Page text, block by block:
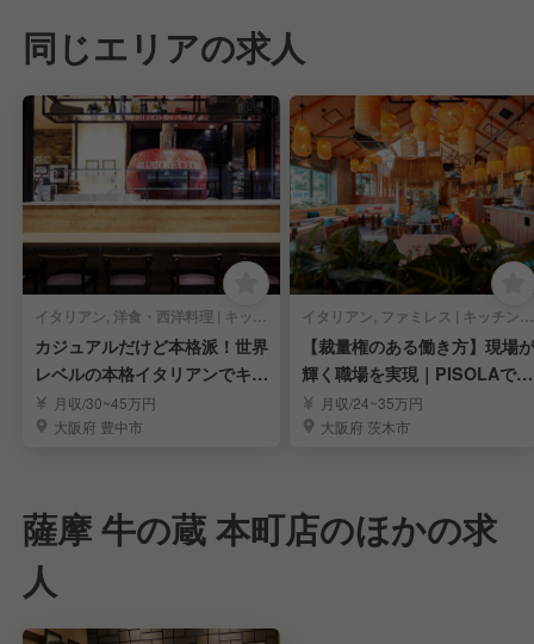
同じエリアの求人
イタリアン, 洋食・西洋料理 | キッチンスタッフ
カジュアルだけど本格派！世界
レベルの本格イタリアンでキッ
チンスタッフ募集！
月収/30~45万円
大阪府 豊中市
イタリアン, ファミレス | キッチンスタッフ
【裁量権のある働き方】現場が
輝く職場を実現｜PISOLAで料
理長候補募集
月収/24~35万円
大阪府 茨木市
薩摩 牛の蔵 本町店のほかの求
人